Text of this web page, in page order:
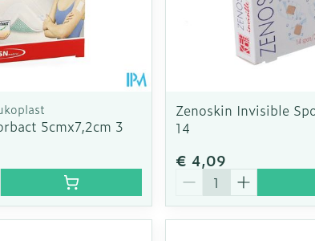
5cmx7,2cm 3
Zenoskin Invisible
14
€ 4,09
Aantal